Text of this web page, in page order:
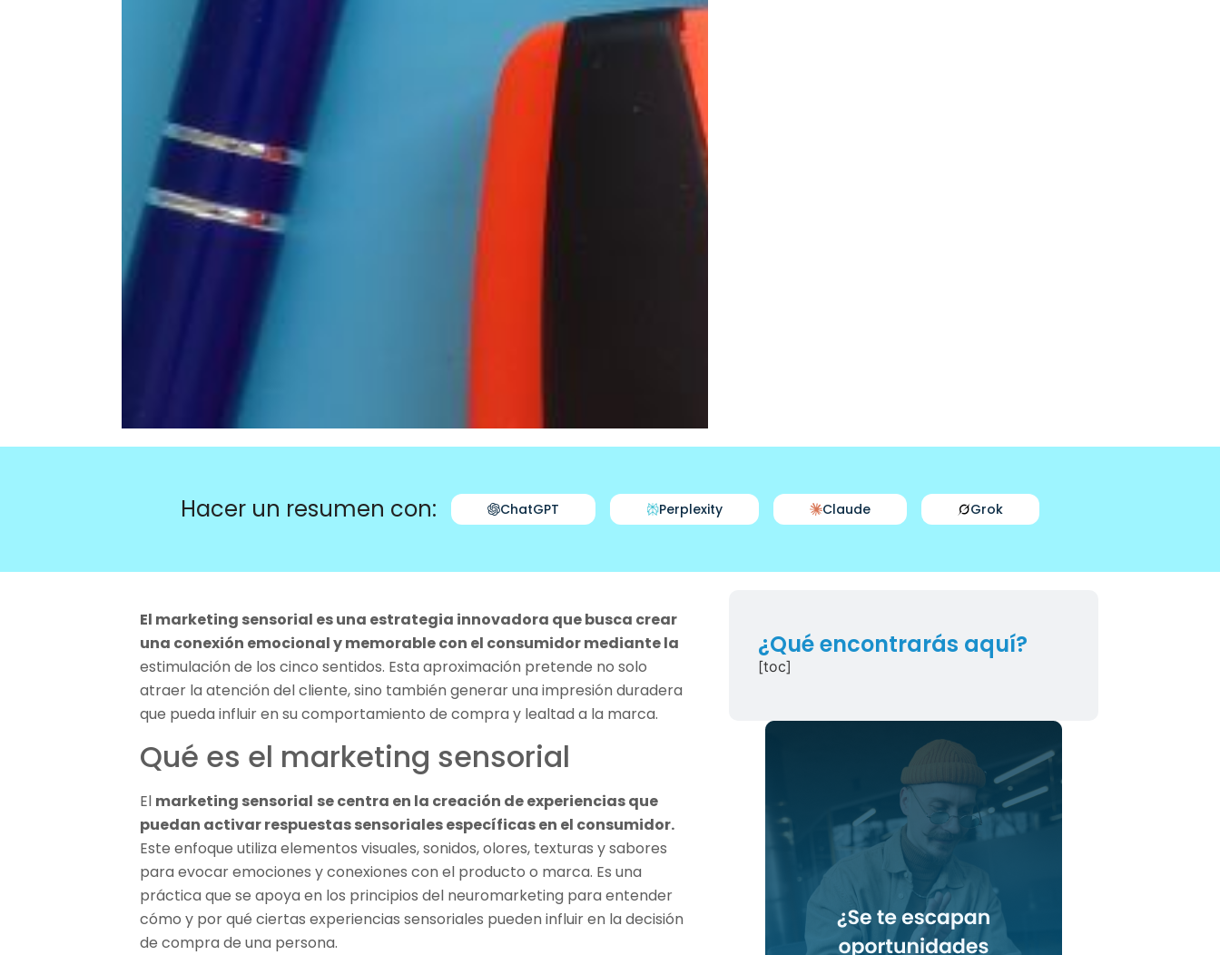
Hacer un resumen con: ChatGPT Perplexity Claude Grok
El marketing sensorial es una estrategia innovadora que busca crear
una conexión emocional y memorable con el consumidor mediante la
estimulación de los cinco sentidos. Esta aproximación pretende no solo
atraer la atención del cliente, sino también generar una impresión duradera
que pueda influir en su comportamiento de compra y lealtad a la marca.
Qué es el marketing sensorial
El marketing sensorial se centra en la creación de experiencias que
puedan activar respuestas sensoriales específicas en el consumidor.
Este enfoque utiliza elementos visuales, sonidos, olores, texturas y sabores
para evocar emociones y conexiones con el producto o marca. Es una
práctica que se apoya en los principios del neuromarketing para entender
cómo y por qué ciertas experiencias sensoriales pueden influir en la decisión
de compra de una persona.
¿Qué encontrarás aquí?
[toc]